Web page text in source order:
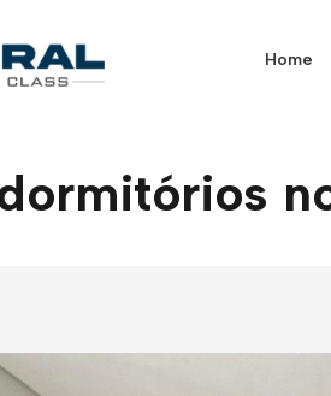
Home